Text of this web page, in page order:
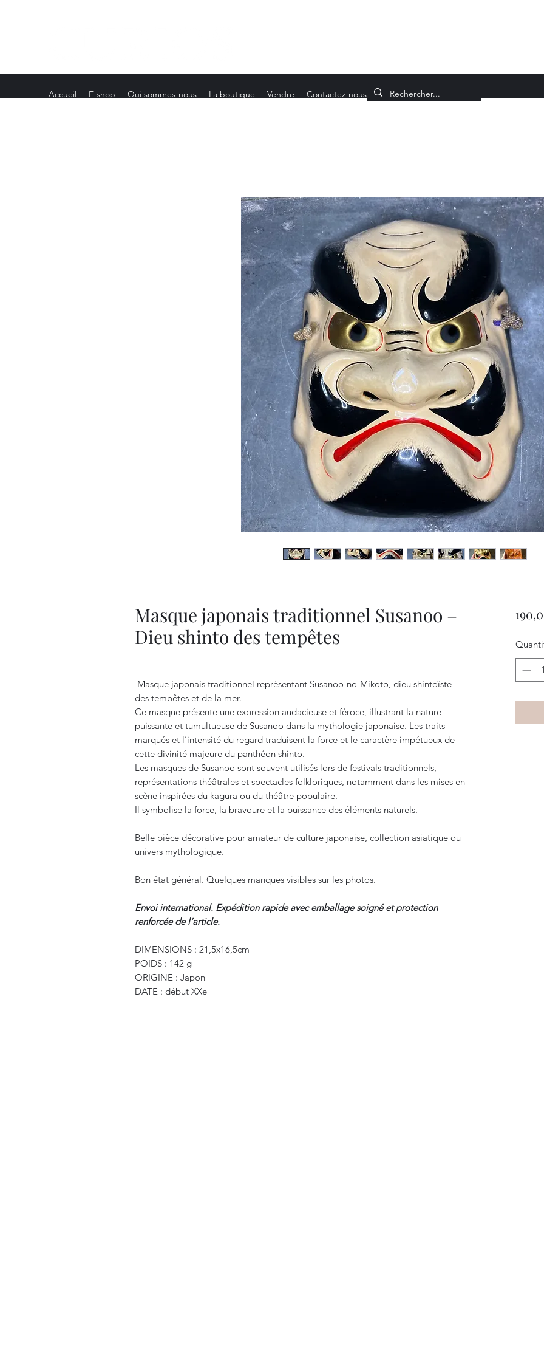
Accueil E-shop Qui sommes-nous La boutique Vendre Contactez-nous
Masque japonais traditionnel Susanoo –
Dieu shinto des tempêtes
Masque japonais traditionnel représentant Susanoo-no-Mikoto, dieu shintoïste
des tempêtes et de la mer.
Ce masque présente une expression audacieuse et féroce, illustrant la nature
puissante et tumultueuse de Susanoo dans la mythologie japonaise. Les traits
marqués et l’intensité du regard traduisent la force et le caractère impétueux de
cette divinité majeure du panthéon shinto.
Les masques de Susanoo sont souvent utilisés lors de festivals traditionnels,
représentations théâtrales et spectacles folkloriques, notamment dans les mises en
scène inspirées du kagura ou du théâtre populaire.
Il symbolise la force, la bravoure et la puissance des éléments naturels.
Belle pièce décorative pour amateur de culture japonaise, collection asiatique ou
univers mythologique.
Bon état général. Quelques manques visibles sur les photos.
Envoi international. Expédition rapide avec emballage soigné et protection
renforcée de l’article.
DIMENSIONS : 21,5x16,5cm
POIDS : 142 g
ORIGINE : Japon
DATE : début XXe